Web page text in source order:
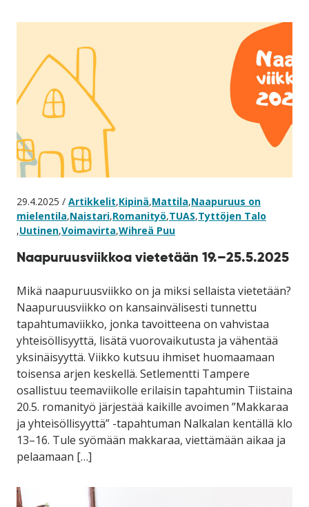
29.4.2025 / Artikkelit,Kipinä,Mattila,Naapuruus on
mielentila,Naistari,Romanityö,TUAS,Tyttöjen Talo
,Uutinen,Voimavirta,Wihreä Puu
Naapuruusviikkoa vietetään 19.–25.5.2025
Mikä naapuruusviikko on ja miksi sellaista vietetään?
Naapuruusviikko on kansainvälisesti tunnettu
tapahtumaviikko, jonka tavoitteena on vahvistaa
yhteisöllisyyttä, lisätä vuorovaikutusta ja vähentää
yksinäisyyttä. Viikko kutsuu ihmiset huomaamaan
toisensa arjen keskellä. Setlementti Tampere
osallistuu teemaviikolle erilaisin tapahtumin Tiistaina
20.5. romanityö järjestää kaikille avoimen ”Makkaraa
ja yhteisöllisyyttä” -tapahtuman Nalkalan kentällä klo
13–16. Tule syömään makkaraa, viettämään aikaa ja
pelaamaan […]